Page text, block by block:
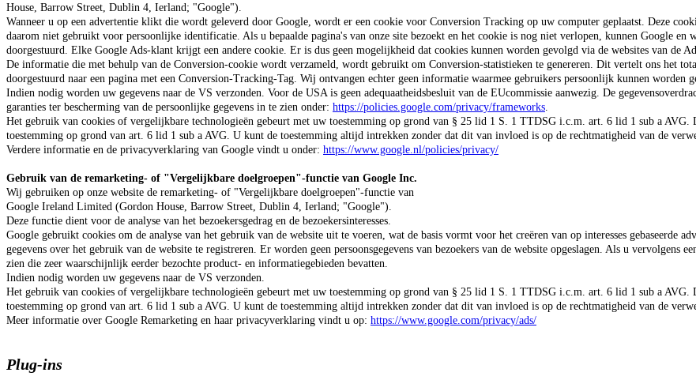
House, Barrow Street, Dublin 4, Ierland; "Google").
Wanneer u op een advertentie klikt die wordt geleverd door Google, wordt er een cookie voor Conversion Tracking op uw computer geplaatst. Deze
daarom niet gebruikt voor persoonlijke identificatie. Als u bepaalde pagina's van onze site bezoekt en het cookie is nog niet verlopen, kunnen Google en
doorgestuurd. Elke Google Ads-klant krijgt een andere cookie. Er is dus geen mogelijkheid dat cookies kunnen worden gevolgd via de websites van de
De informatie die met behulp van de Conversion-cookie wordt verzameld, wordt gebruikt om Conversion-statistieken te genereren. Dit vertelt ons het
doorgestuurd naar een pagina met een Conversion-Tracking-Tag. Wij ontvangen echter geen informatie waarmee gebruikers persoonlijk kunnen worden
Indien nodig worden uw gegevens naar de VS verzonden. Voor de USA is geen adequaatheidsbesluit van de EUcommissie aanwezig. De
garanties ter bescherming van de persoonlijke gegevens in te zien onder: https://policies.google.com/privacy/frameworks
Het gebruik van cookies of vergelijkbare technologieën gebeurt met uw toestemming op grond van § 25 lid 1 S. 1 TTDSG i.c.m. art. 6 lid 1 sub a AVG.
toestemming op grond van art. 6 lid 1 sub a AVG. U kunt de toestemming altijd intrekken zonder dat dit van invloed is op de rechtmatigheid van de
Verdere informatie en de privacyverklaring van Google vindt u onder: https://www.google.nl/policies/privacy/
Gebruik van de remarketing- of "Vergelijkbare doelgroepen"-functie van Google Inc.
Wij gebruiken op onze website de remarketing- of "Vergelijkbare doelgroepen"-functie van
Google Ireland Limited (Gordon House, Barrow Street, Dublin 4, Ierland; "Google").
Deze functie dient voor de analyse van het bezoekersgedrag en de bezoekersinteresses.
Google gebruikt cookies om de analyse van het gebruik van de website uit te voeren, wat de basis vormt voor het creëren van op interesses gebaseerde
gegevens over het gebruik van de website te registreren. Er worden geen persoonsgegevens van bezoekers van de website opgeslagen. Als u vervolgens
zien die zeer waarschijnlijk eerder bezochte product- en informatiegebieden bevatten.
Indien nodig worden uw gegevens naar de VS verzonden.
Het gebruik van cookies of vergelijkbare technologieën gebeurt met uw toestemming op grond van § 25 lid 1 S. 1 TTDSG i.c.m. art. 6 lid 1 sub a AVG.
toestemming op grond van art. 6 lid 1 sub a AVG. U kunt de toestemming altijd intrekken zonder dat dit van invloed is op de rechtmatigheid van de
Meer informatie over Google Remarketing en haar privacyverklaring vindt u op: https://www.google.com/privacy/ads/
Plug-ins